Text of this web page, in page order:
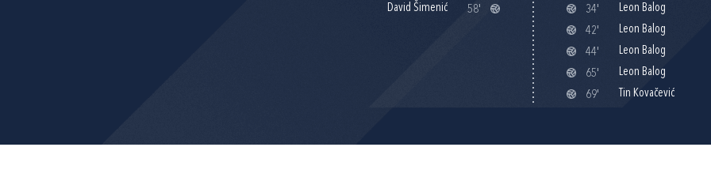
David Šimenić
58'
34'
Leon Balog
42'
Leon Balog
44'
Leon Balog
65'
Leon Balog
69'
Tin Kovačević